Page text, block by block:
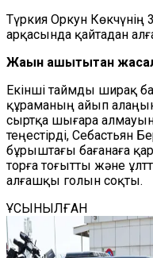
Түркия Оркун
арқасында қайтадан
Жақын қашықтықтан
Екінші таймды ширақ
құраманың айып
сыртқа шығара
теңестірді, Себастьян
бұрыштағы бағанаға
торға тоғытты және
алғашқы голын соқты.
ҰСЫНЫЛҒАН